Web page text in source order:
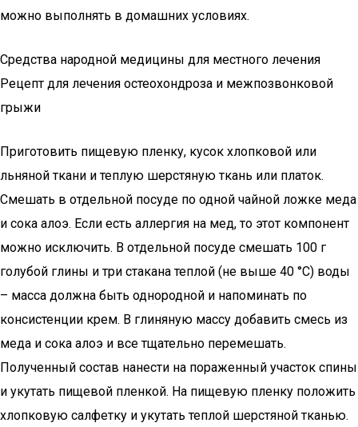
можно выполнять в домашних условиях.
Средства народной медицины для местного лечения
Рецепт для лечения остеохондроза и межпозвонковой
грыжи
Приготовить пищевую пленку, кусок хлопковой или
льняной ткани и теплую шерстяную ткань или платок.
Смешать в отдельной посуде по одной чайной ложке меда
и сока алоэ. Если есть аллергия на мед, то этот компонент
можно исключить. В отдельной посуде смешать 100 г
голубой глины и три стакана теплой (не выше 40 °C) воды
– масса должна быть однородной и напоминать по
консистенции крем. В глиняную массу добавить смесь из
меда и сока алоэ и все тщательно перемешать.
Полученный состав нанести на пораженный участок спины
и укутать пищевой пленкой. На пищевую пленку положить
хлопковую салфетку и укутать теплой шерстяной тканью.